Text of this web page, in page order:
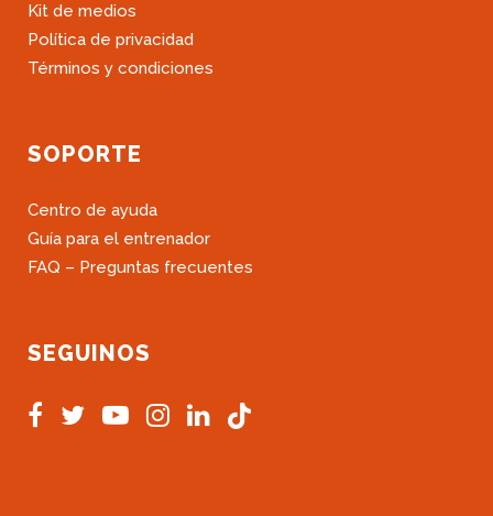
Kit de medios
Política de privacidad
Términos y condiciones
SOPORTE
Centro de ayuda
Guía para el entrenador
FAQ – Preguntas frecuentes
SEGUINOS